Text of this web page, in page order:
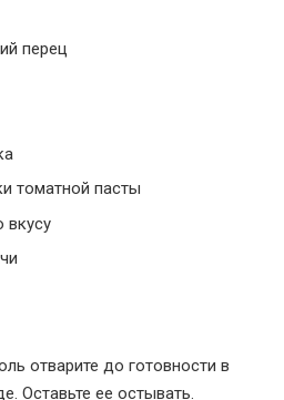
перец
томатной пасты
вкусу
отварите до готовности в
Оставьте ее остывать.